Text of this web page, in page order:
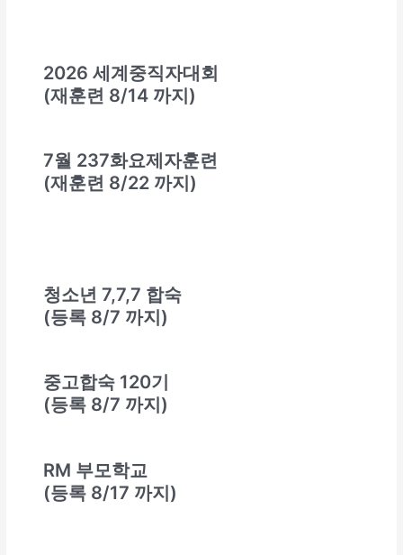
2026 세계중직자대회
(재훈련 8/14 까지)
7월 237화요제자훈련
(재훈련 8/22 까지)
청소년 7,7,7 합숙
(등록 8/7 까지)
중고합숙 120기
(등록 8/7 까지)
RM 부모학교
(등록 8/17 까지)